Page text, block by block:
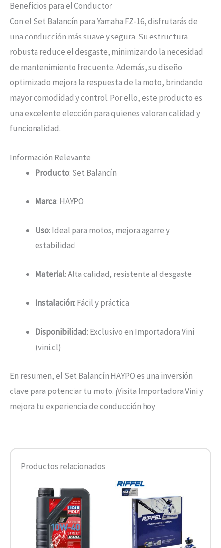
Beneficios para el Conductor
Con el Set Balancín para Yamaha FZ-16, disfrutarás de
una conducción más suave y segura. Su estructura
robusta reduce el desgaste, minimizando la necesidad
de mantenimiento frecuente. Además, su diseño
optimizado mejora la respuesta de la moto, brindando
mayor comodidad y control. Por ello, este producto es
una excelente elección para quienes valoran calidad y
funcionalidad.
Información Relevante
Producto: Set Balancín
Marca: HAYPO
Uso: Ideal para motos, mejora agarre y
estabilidad
Material: Alta calidad, resistente al desgaste
Instalación: Fácil y práctica
Disponibilidad: Exclusivo en Importadora Vini
(vini.cl)
En resumen, el Set Balancín HAYPO es una inversión
clave para potenciar tu moto. ¡Visita Importadora Vini y
mejora tu experiencia de conducción hoy
Productos relacionados
de